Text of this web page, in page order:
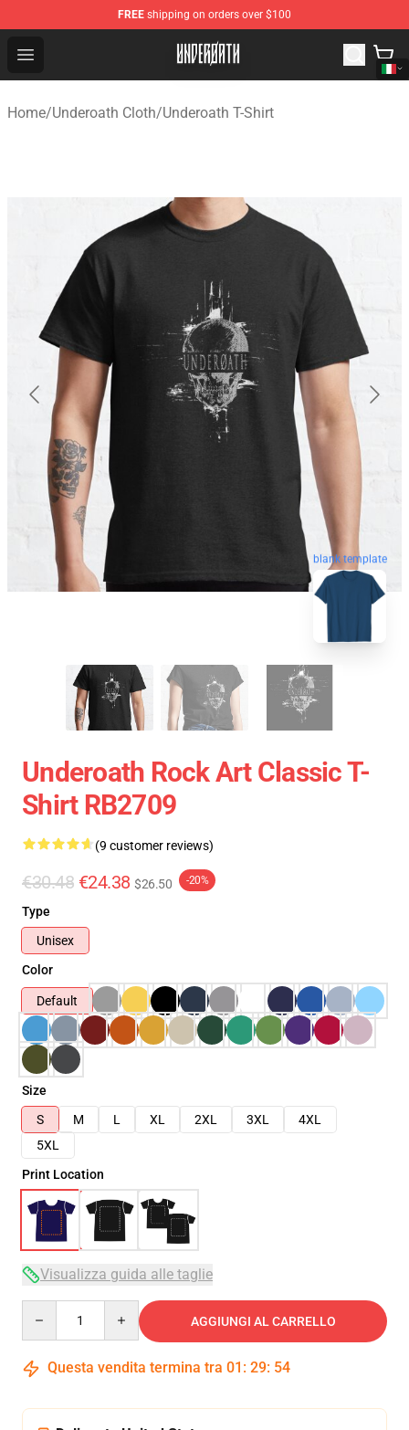
FREE shipping on orders over $100
Open menu
Underoath Store - Official Underoath Merchandise Shop
Home/Underoath Cloth/Underoath T-Shirt
blank template
Underoath Rock Art Classic T-
Shirt RB2709
(9 customer reviews)
€30.48 €24.38 $26.50 -20%
Type
Unisex
Color
Default
Size
S
M L XL 2XL 3XL
4XL
5XL
Print Location
Visualizza guida alle taglie
AGGIUNGI AL CARRELLO
Questa vendita termina tra 01 : 29: 54